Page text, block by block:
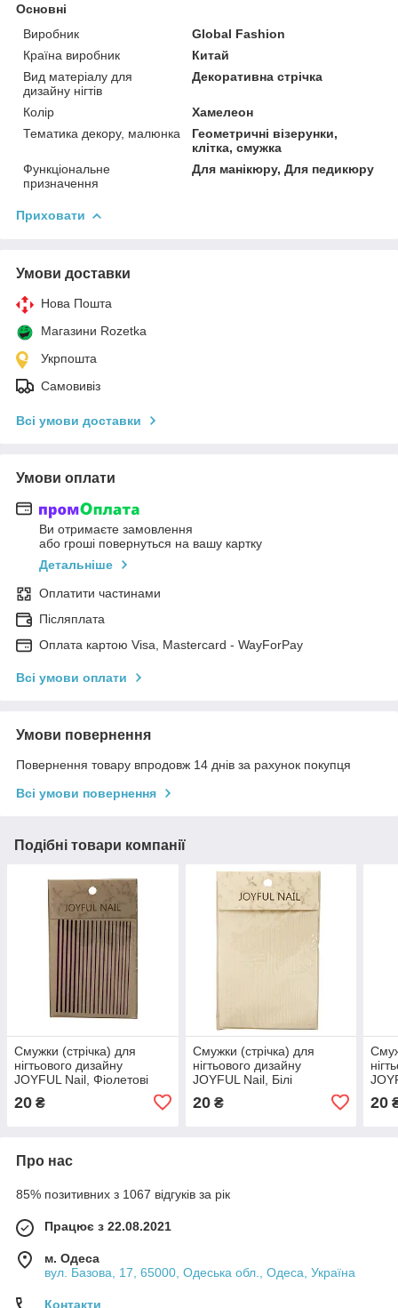
Основні
Виробник
Global Fashion
Країна виробник
Китай
Вид матеріалу для
дизайну нігтів
Декоративна стрічка
Колір
Хамелеон
Тематика декору, малюнка
Геометричні візерунки,
клітка, смужка
Функціональне
призначення
Для манікюру, Для педикюру
Приховати
Умови доставки
Нова Пошта
Магазини Rozetka
Укрпошта
Самовивіз
Всі умови доставки
Умови оплати
Ви отримаєте замовлення
або гроші повернуться на вашу картку
Детальніше
Оплатити частинами
Післяплата
Оплата картою Visa, Mastercard - WayForPay
Всі умови оплати
Умови повернення
Повернення товару впродовж 14 днів за рахунок покупця
Всі умови повернення
Подібні товари компанії
Смужки (стрічка) для
нігтьового дизайну
JOYFUL Nail, Фіолетові
20 ₴
Смужки (стрічка) для
нігтьового дизайну
JOYFUL Nail, Білі
20₴ 20
Про нас
85% позитивних з 1067 відгуків за рік
Працює з 22.08.2021
м. Одеса
вул. Базова, 17, 65000, Одеська обл., Одеса, Україна
Контакти